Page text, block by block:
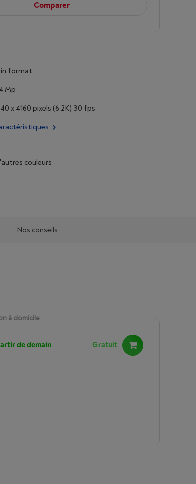
Comparer
format
Mp
x 4160 pixels (6.2K) 30 fps
couleurs
Nos conseils
à domicile
de demain Gratuit